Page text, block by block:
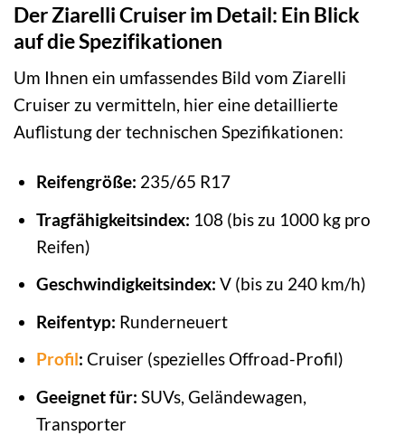
Der Ziarelli Cruiser im Detail: Ein Blick
auf die Spezifikationen
Um Ihnen ein umfassendes Bild vom Ziarelli
Cruiser zu vermitteln, hier eine detaillierte
Auflistung der technischen Spezifikationen:
Reifengröße: 235/65 R17
Tragfähigkeitsindex: 108 (bis zu 1000 kg pro
Reifen)
Geschwindigkeitsindex: V (bis zu 240 km/h)
Reifentyp: Runderneuert
Profil: Cruiser (spezielles Offroad-Profil)
Geeignet für: SUVs, Geländewagen,
Transporter